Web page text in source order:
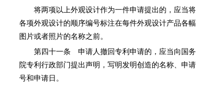
将两项以上外观设计作为一件申请提出的，应当将
各项外观设计的顺序编号标注在每件外观设计产品各幅
图片或者照片的名称之前。
第四十一条 申请人撤回专利申请的，应当向国务
院专利行政部门提出声明，写明发明创造的名称、申请
号和申请日。